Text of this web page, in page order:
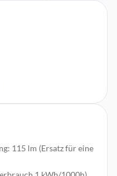
115 lm (Ersatz für eine